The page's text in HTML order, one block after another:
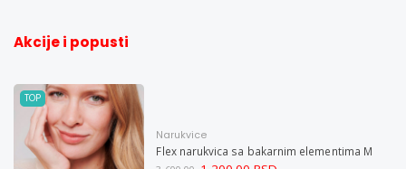
Akcije i popusti
TOP
Narukvice
Flex narukvica sa bakarnim elementima M